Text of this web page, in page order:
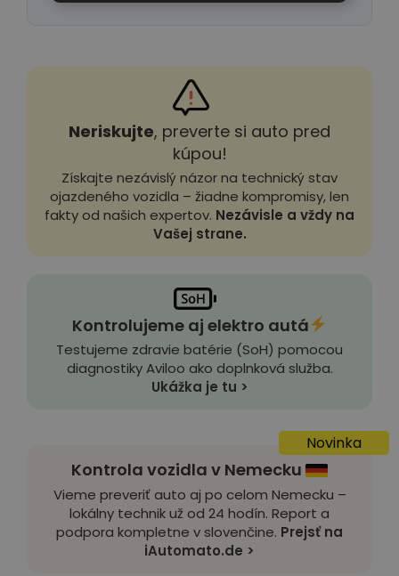
Neriskujte, preverte si auto pred
kúpou!
Získajte nezávislý názor na technický stav
ojazdeného vozidla – žiadne kompromisy, len
fakty od našich expertov. Nezávisle a vždy na
Vašej strane.
Kontrolujeme aj elektro autá
Testujeme zdravie batérie (SoH) pomocou
diagnostiky Aviloo ako doplnková služba.
Ukážka je tu >
Novinka
Kontrola vozidla v Nemecku
Vieme preveriť auto aj po celom Nemecku –
lokálny technik už od 24 hodín. Report a
podpora kompletne v slovenčine. Prejsť na
iAutomato.de >